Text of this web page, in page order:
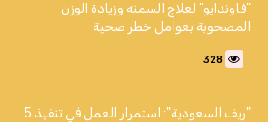
"فاوندايو" لعلاج السمنة وزيادة الوزن
المصحوبة بعوامل خطر صحية
328
"ريف السعودية": استمرار العمل في تنفيذ 5